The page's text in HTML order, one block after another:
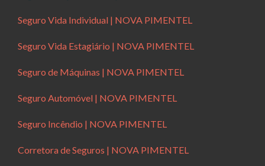
Seguro Vida Individual | NOVA PIMENTEL
Seguro Vida Estagiário | NOVA PIMENTEL
Seguro de Máquinas | NOVA PIMENTEL
Seguro Automóvel | NOVA PIMENTEL
Seguro Incêndio | NOVA PIMENTEL
Corretora de Seguros | NOVA PIMENTEL